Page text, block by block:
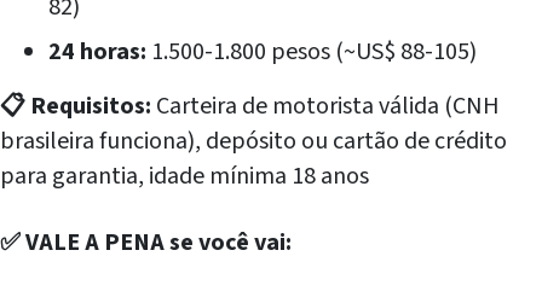
82)
24 horas: 1.500-1.800 pesos (~US$ 88-105)
📋 Requisitos: Carteira de motorista válida (CNH
brasileira funciona), depósito ou cartão de crédito
para garantia, idade mínima 18 anos
✅ VALE A PENA se você vai: